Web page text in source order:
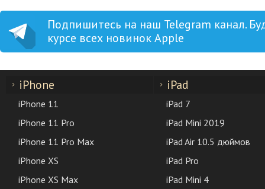
Подпишитесь на наш Telegram канал.
курсе всех новинок Apple
iPhone
iPhone 11
iPhone 11 Pro
iPhone 11 Pro Max
iPhone XS
iPhone XS Max
iPad
iPad 7
iPad Mini 2019
iPad Air 10.5 дюймов
iPad Pro
iPad Mini 4